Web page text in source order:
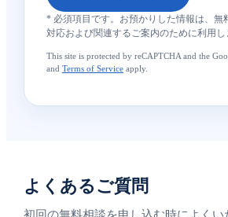
* 必須項目です。お預かりした情報は、無
対応および関連するご案内のために利用し
This site is protected by reCAPTCHA and the
and Terms of Service apply.
よくあるご質問